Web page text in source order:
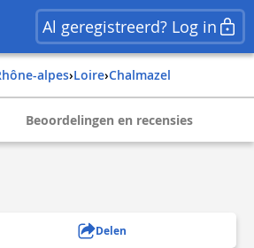
Al geregistreerd? Log in
rhône-alpes› loire› chalmazel
Beoordelingen en recensies
Delen